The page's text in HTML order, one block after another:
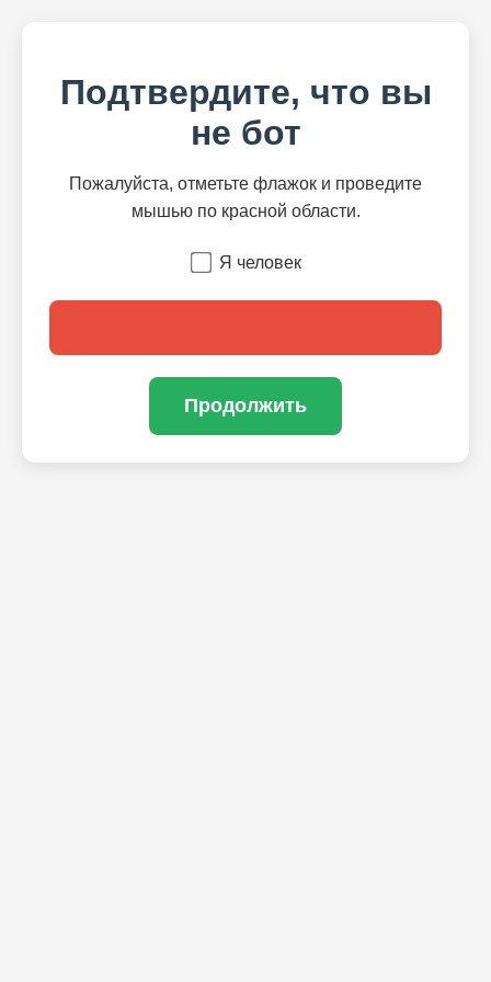
Подтвердите, что вы
не бот
Пожалуйста, отметьте флажок и проведите
мышью по красной области.
Я человек
Продолжить